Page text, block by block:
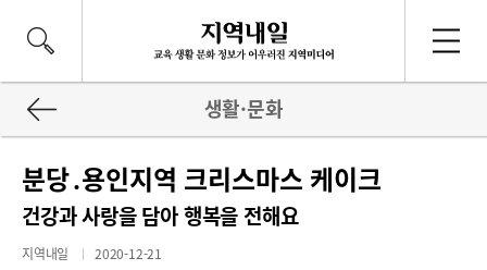
생활·문화
분당․용인지역 크리스마스 케이크
건강과 사랑을 담아 행복을 전해요
지역내일 2020-12-21